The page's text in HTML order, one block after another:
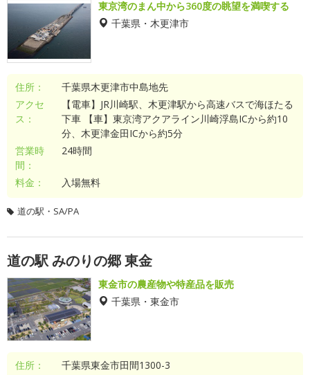
東京湾のまん中から360度の眺望を満喫する
千葉県・木更津市
住所：
千葉県木更津市中島地先
アクセ
ス：
【電車】JR川崎駅、木更津駅から高速バスで海ほたる
下車 【車】東京湾アクアライン川崎浮島ICから約10
分、木更津金田ICから約5分
営業時
間：
24時間
料金： 入場無料
道の駅・SA/PA
道の駅 みのりの郷 東金
東金市の農産物や特産品を販売
千葉県・東金市
住所：
千葉県東金市田間1300-3